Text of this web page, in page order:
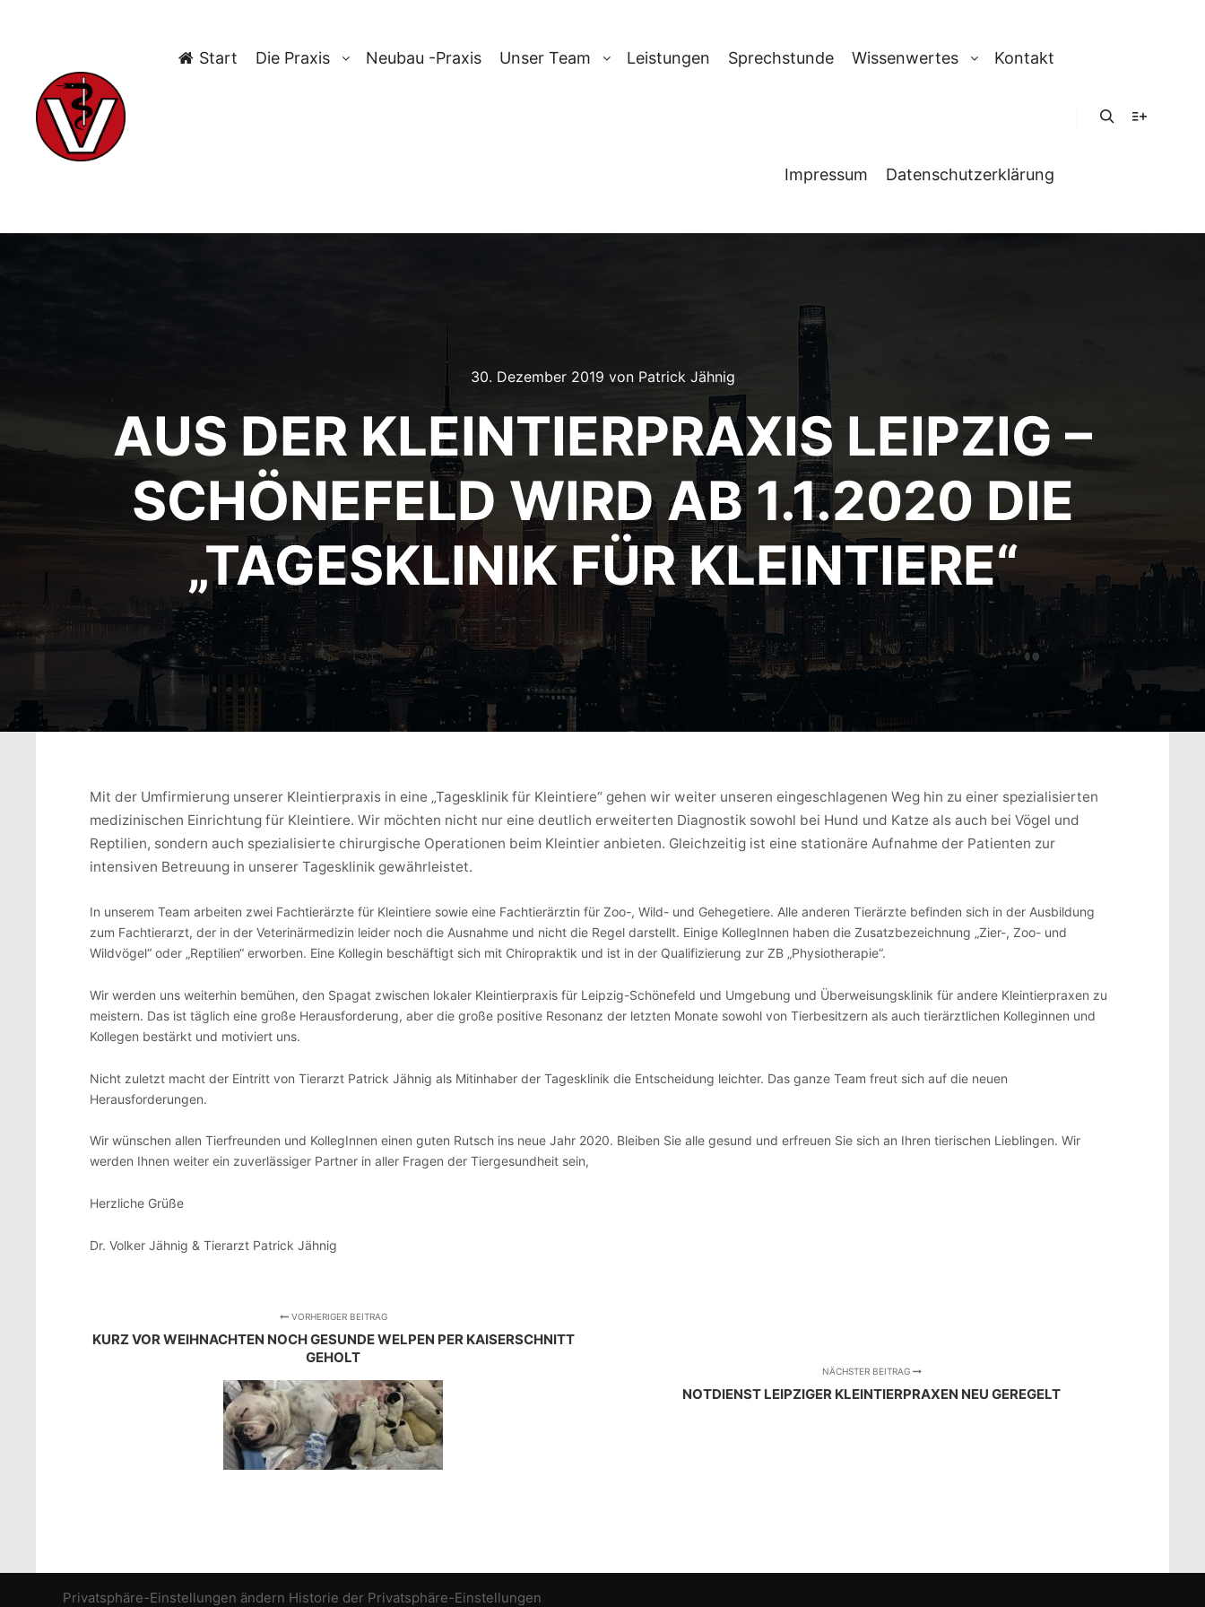
Start Die Praxis Neubau -Praxis Unser Team Leistungen Sprechstunde Wissenwertes Kontakt
Impressum Datenschutzerklärung
30. Dezember 2019 von Patrick Jähnig
AUS DER KLEINTIERPRAXIS LEIPZIG –
SCHÖNEFELD WIRD AB 1.1.2020 DIE
„TAGESKLINIK FÜR KLEINTIERE“
Mit der Umfirmierung unserer Kleintierpraxis in eine „Tagesklinik für Kleintiere“ gehen wir weiter unseren eingeschlagenen Weg hin zu einer spezialisierten
medizinischen Einrichtung für Kleintiere. Wir möchten nicht nur eine deutlich erweiterten Diagnostik sowohl bei Hund und Katze als auch bei Vögel und
Reptilien, sondern auch spezialisierte chirurgische Operationen beim Kleintier anbieten. Gleichzeitig ist eine stationäre Aufnahme der Patienten zur
intensiven Betreuung in unserer Tagesklinik gewährleistet.
In unserem Team arbeiten zwei Fachtierärzte für Kleintiere sowie eine Fachtierärztin für Zoo-, Wild- und Gehegetiere. Alle anderen Tierärzte befinden sich in der Ausbildung
zum Fachtierarzt, der in der Veterinärmedizin leider noch die Ausnahme und nicht die Regel darstellt. Einige KollegInnen haben die Zusatzbezeichnung „Zier-, Zoo- und
Wildvögel“ oder „Reptilien“ erworben. Eine Kollegin beschäftigt sich mit Chiropraktik und ist in der Qualifizierung zur ZB „Physiotherapie“.
Wir werden uns weiterhin bemühen, den Spagat zwischen lokaler Kleintierpraxis für Leipzig-Schönefeld und Umgebung und Überweisungsklinik für andere Kleintierpraxen zu
meistern. Das ist täglich eine große Herausforderung, aber die große positive Resonanz der letzten Monate sowohl von Tierbesitzern als auch tierärztlichen Kolleginnen und
Kollegen bestärkt und motiviert uns.
Nicht zuletzt macht der Eintritt von Tierarzt Patrick Jähnig als Mitinhaber der Tagesklinik die Entscheidung leichter. Das ganze Team freut sich auf die neuen
Herausforderungen.
Wir wünschen allen Tierfreunden und KollegInnen einen guten Rutsch ins neue Jahr 2020. Bleiben Sie alle gesund und erfreuen Sie sich an Ihren tierischen Lieblingen. Wir
werden Ihnen weiter ein zuverlässiger Partner in aller Fragen der Tiergesundheit sein,
Herzliche Grüße
Dr. Volker Jähnig & Tierarzt Patrick Jähnig
VORHERIGER BEITRAG
KURZ VOR WEIHNACHTEN NOCH GESUNDE WELPEN PER KAISERSCHNITT
GEHOLT
NÄCHSTER BEITRAG
NOTDIENST LEIPZIGER KLEINTIERPRAXEN NEU GEREGELT
Privatsphäre-Einstellungen ändern Historie der Privatsphäre-Einstellungen